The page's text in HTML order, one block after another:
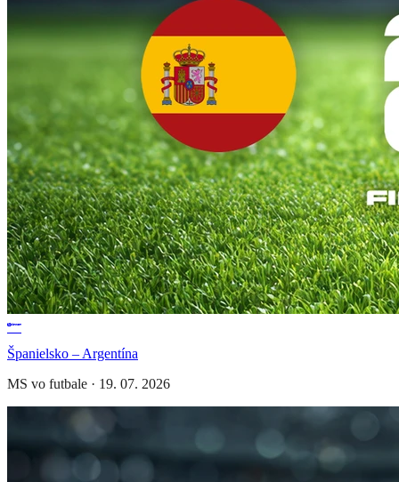
Španielsko – Argentína
MS vo futbale · 19. 07. 2026